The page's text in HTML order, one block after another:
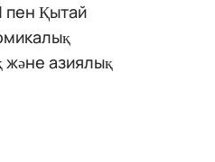
пен Қытай
және азиялық